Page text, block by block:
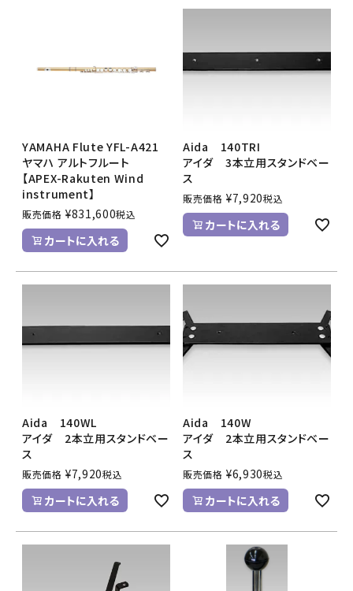
YAMAHA Flute YFL-A421
ヤマハ アルトフルート
【APEX-Rakuten Wind
instrument】
販売価格 ¥831,600税込
カートに入れる
Aida 140TRI
アイダ 3本立用スタンドベー
ス
販売価格 ¥7,920税込
カートに入れる
Aida 140WL
アイダ 2本立用スタンドベー
ス
販売価格 ¥7,920税込
カートに入れる
Aida 140W
アイダ 2本立用スタンドベー
ス
販売価格 ¥6,930税込
カートに入れる